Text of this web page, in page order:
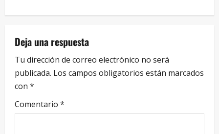
Deja una respuesta
Tu dirección de correo electrónico no será
publicada. Los campos obligatorios están marcados
con *
Comentario *